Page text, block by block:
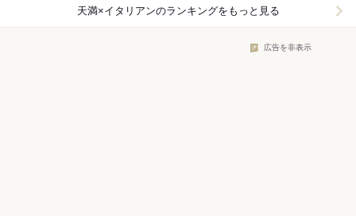
天満×イタリアンのランキングをもっと見る
広告を非表示